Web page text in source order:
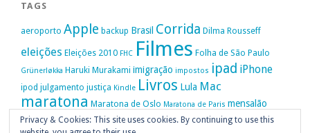
TAGS
aeroporto Apple backup Brasil Corrida Dilma Rousseff
eleições Eleições 2010 FHC Filmes Folha de São Paulo
Grünerløkka Haruki Murakami imigração impostos ipad iPhone
ipod julgamento justiça Kindle Livros Lula Mac
maratona Maratona de Oslo Maratona de Paris mensalão
movimento passe livre música nike Noruega OAB OiOsloPolítica
Privacy & Cookies: This site uses cookies. By continuing to use this